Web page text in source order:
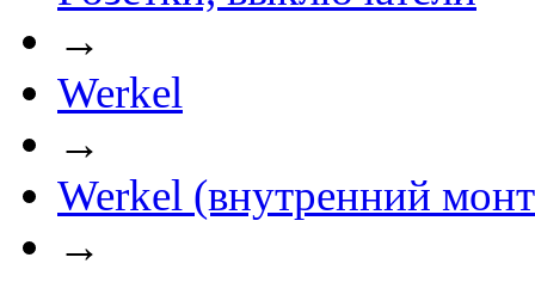
→
Werkel
→
Werkel (внутренний
→